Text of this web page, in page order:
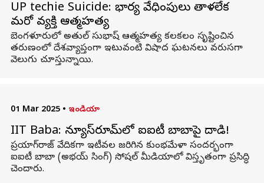
UP techie Suicide: భార్య వేధింపులు తాళలేక
మరో వ్యక్తి ఆత్మహత్య
బెంగళూరులో అతుల్ సుభాష్ ఆత్మహత్య కలకలం సృష్టించిన
తరుణంలో దేశవ్యాప్తంగా ఇటువంటి విషాద ఘటనలు వరుసగా
వెలుగు చూస్తున్నాయి.
01 Mar 2025 • ఇండియా
IIT Baba: న్యూస్‌రూమ్‌లో ఐఐటీ బాబాపై దాడి!
ప్రయాగ్‌రాజ్ వేదికగా ఇటీవల జరిగిన కుంభమేళా సందర్భంగా
ఐఐటీ బాబా (అభయ్ సింగ్) సోషల్ మీడియాలో విస్తృతంగా ప్రసిద్ధి
చెందారు.